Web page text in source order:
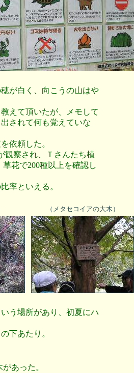
が白く、向こうの山はや
えて頂いたが、メモして
されて何も覚えていな
依頼した。
観察され、Ｔさんたち植
花で200種以上を確認し
率といえる。
（メタセコイアの大木）
う場所があり、初夏にハ
下あたり。
あった。